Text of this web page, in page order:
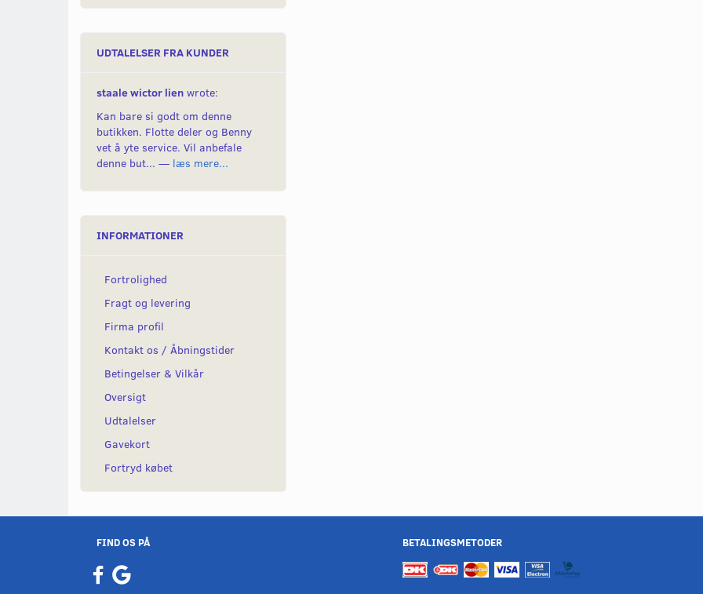
UDTALELSER FRA KUNDER
staale wictor lien wrote:
Kan bare si godt om denne
butikken. Flotte deler og Benny
vet å yte service. Vil anbefale
denne but... — læs mere...
INFORMATIONER
Fortrolighed
Fragt og levering
Firma profil
Kontakt os / Åbningstider
Betingelser & Vilkår
Oversigt
Udtalelser
Gavekort
Fortryd købet
FIND OS PÅ BETALINGSMETODER